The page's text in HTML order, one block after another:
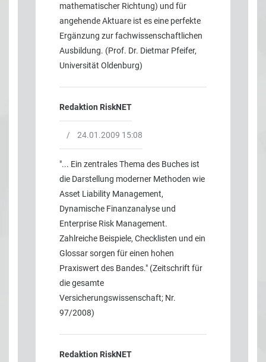
mathematischer Richtung) und für
angehende Aktuare ist es eine perfekte
Ergänzung zur fachwissenschaftlichen
Ausbildung. (Prof. Dr. Dietmar Pfeifer,
Universität Oldenburg)
Redaktion RiskNET
/ 24.01.2009 15:08
"... Ein zentrales Thema des Buches ist
die Darstellung moderner Methoden wie
Asset Liability Management,
Dynamische Finanzanalyse und
Enterprise Risk Management.
Zahlreiche Beispiele, Checklisten und ein
Glossar sorgen für einen hohen
Praxiswert des Bandes." (Zeitschrift für
die gesamte
Versicherungswissenschaft; Nr.
97/2008)
Redaktion RiskNET